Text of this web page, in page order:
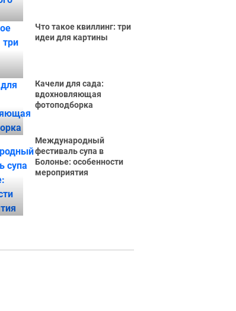
Что такое квиллинг: три
идеи для картины
Качели для сада:
вдохновляющая
фотоподборка
Международный
фестиваль супа в
Болонье: особенности
мероприятия